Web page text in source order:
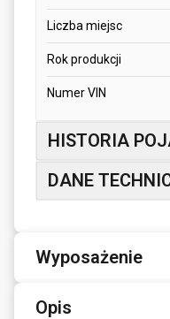
Liczba miejsc
Rok produkcji
Numer VIN
HISTORIA
DANE
Wyposażenie
Opis